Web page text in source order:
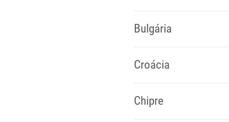
Bulgária
Croácia
Chipre